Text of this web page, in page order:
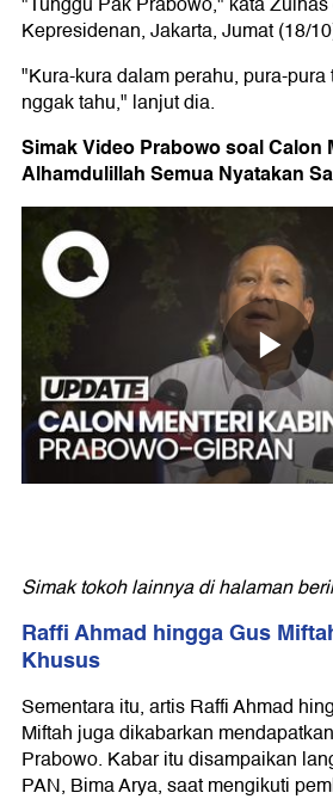
Kepresidenan, Jakarta, Jumat (18/
"Kura-kura dalam perahu, pura-
nggak tahu," lanjut dia.
Simak Video Prabowo soal Calon
Alhamdulillah Semua Nyatakan
Simak tokoh lainnya di halaman
Raffi Ahmad hingga Gus
Khusus
Sementara itu, artis Raffi Ahmad
Miftah juga dikabarkan
Prabowo. Kabar itu disampaikan
PAN, Bima Arya, saat mengikuti